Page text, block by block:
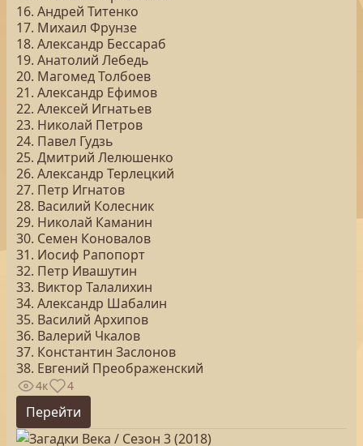
16. Андрей Титенко
17. Михаил Фрунзе
18. Александр Бессараб
19. Анатолий Лебедь
20. Магомед Толбоев
21. Александр Ефимов
22. Алексей Игнатьев
23. Николай Петров
24. Павел Гудзь
25. Дмитрий Лелюшенко
26. Александр Терлецкий
27. Петр Игнатов
28. Василий Колесник
29. Николай Каманин
30. Семен Коновалов
31. Иосиф Рапопорт
32. Петр Ивашутин
33. Виктор Талалихин
34. Александр Шабалин
35. Василий Архипов
36. Валерий Чкалов
37. Константин Заслонов
38. Евгений Преображенский
4к 4
Перейти